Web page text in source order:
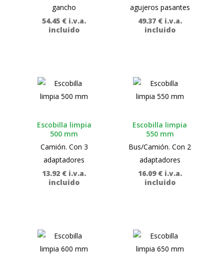
gancho
54.45 € i.v.a.
incluido
agujeros pasantes
49.37 € i.v.a.
incluido
Escobilla limpia
500 mm
Camión. Con 3
adaptadores
13.92 € i.v.a.
incluido
Escobilla limpia
550 mm
Bus/Camión. Con 2
adaptadores
16.09 € i.v.a.
incluido